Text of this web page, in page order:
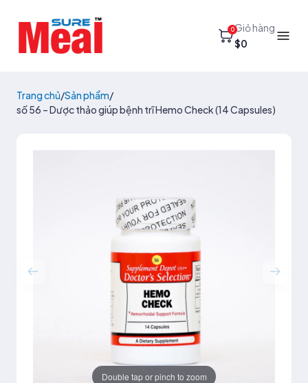
0Giỏ hàng
$0
Trang chủ/Sản phẩm/
số 56 – Dược thảo giúp bệnh trĩ Hemo Check (14 Capsules)
Double tap or pinch to zoom